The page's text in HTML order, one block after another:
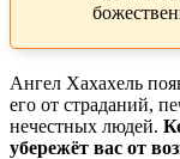
Ангел Хахахель
его от страданий,
нечестных людей.
убережёт вас от